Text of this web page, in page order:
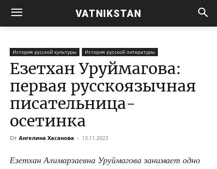
VATNIKSTAN
История русской культуры История русской литературы
Езетхан Уруймагова:
первая русскоязычная
писательница-
осетинка
От Ангелина Хасанова - 13.11.2023
Езет­хан Али­мар­за­ев­на Уруй­ма­го­ва зани­ма­ет одно